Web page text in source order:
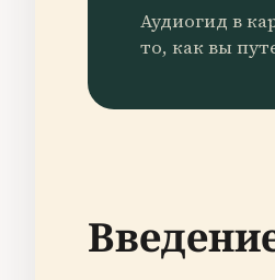
Аудиогид в
то, как вы